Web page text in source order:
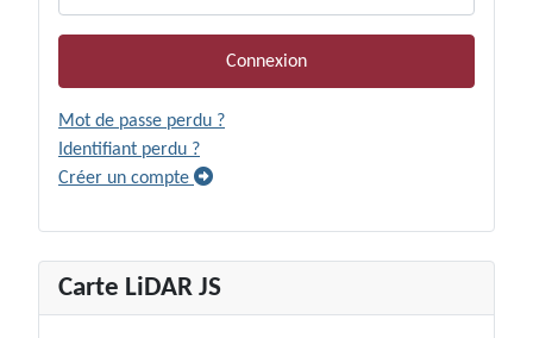
Connexion
Mot de passe perdu ?
Identifiant perdu ?
Créer un compte
Carte LiDAR JS